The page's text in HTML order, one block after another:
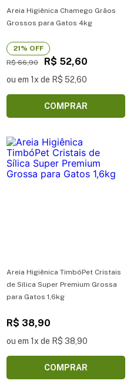
Areia Higiênica Chamego Grãos
Grossos para Gatos 4kg
21% OFF
R$ 66,90
R$ 52,60
ou em 1x de R$ 52,60
COMPRAR
Areia Higiênica TimbóPet Cristais
de Sílica Super Premium Grossa
para Gatos 1,6kg
R$ 38,90
ou em 1x de R$ 38,90
COMPRAR